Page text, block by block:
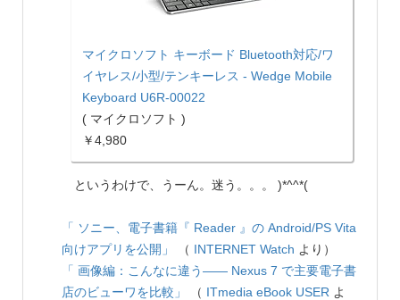
マイクロソフト キーボード Bluetooth対応/ワ
イヤレス/小型/テンキーレス - Wedge Mobile
Keyboard U6R-00022
( マイクロソフト )
￥4,980
というわけで、うーん。迷う。。。 )*^^*(
「 ソニー、電子書籍『 Reader 』の Android/PS Vita
向けアプリを公開」
（ INTERNET Watch より）
「 画像編：こんなに違う―― Nexus 7 で主要電子書
店のビューワを比較」
（ ITmedia eBook USER よ